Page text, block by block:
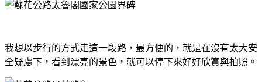
我想以步行的方式走這一段路，最方便的，就是在沒有太大安
全疑慮下，看到漂亮的景色，就可以停下來好好欣賞與拍照。